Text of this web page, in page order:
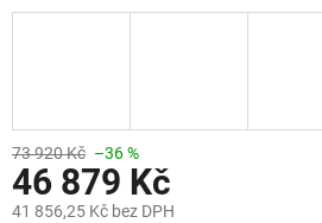
73 920 Kč –36 %
46 879 Kč
41 856,25 Kč bez DPH